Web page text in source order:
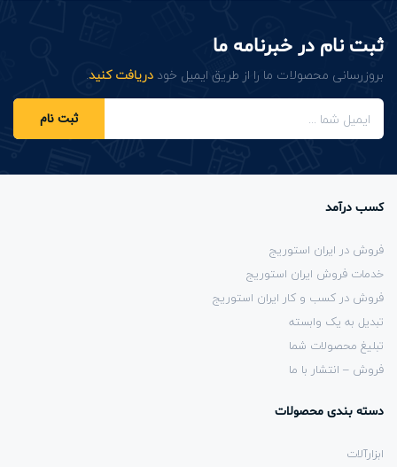
ثبت نام در خبرنامه ما
بروزرسانی محصولات ما را از طریق ایمیل خود دریافت کنید.
ثبت نام
کسب درآمد
فروش در ایران استوریج
خدمات فروش ایران استوریج
فروش در کسب و کار ایران استوریج
تبدیل به یک وابسته
تبلیغ محصولات شما
فروش – انتشار با ما
دسته بندی محصولات
ابزارآلات